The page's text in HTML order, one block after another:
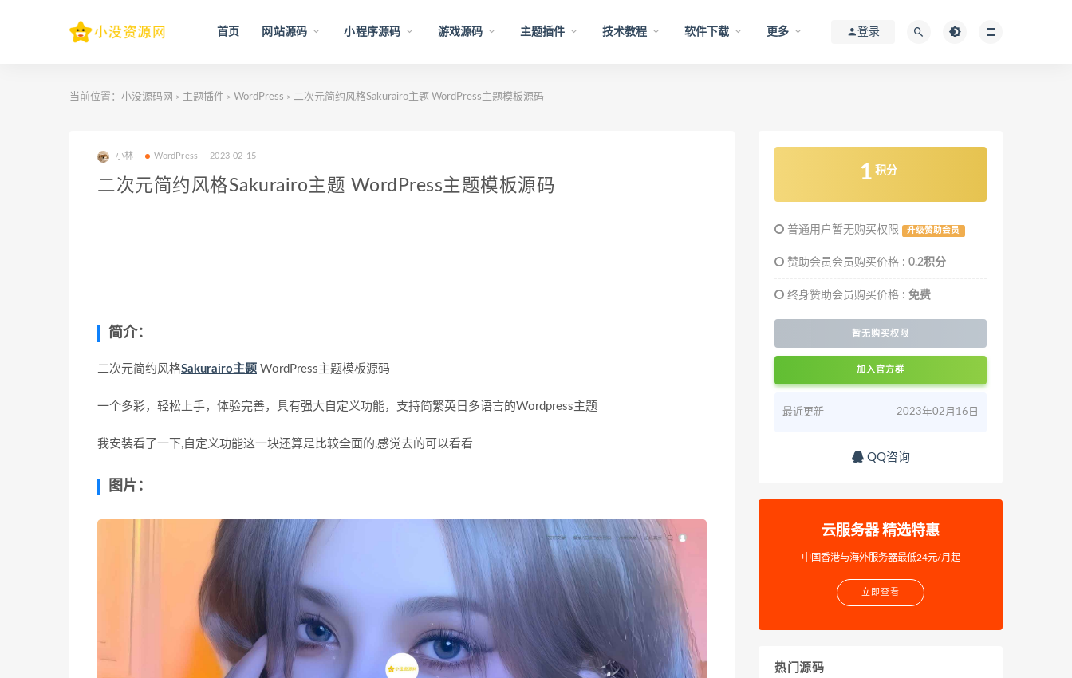
首页 网站源码 小程序源码 游戏源码 主题插件 技术教程 软件下载 更多 登录
当前位置： 小没源码网 > 主题插件 > WordPress > 二次元简约风格Sakurairo主题 WordPress主题模板源码
小林 WordPress 2023-02-15
二次元简约风格Sakurairo主题 WordPress主题模板源码
简介：
二次元简约风格Sakurairo主题 WordPress主题模板源码
一个多彩，轻松上手，体验完善，具有强大自定义功能，支持简繁英日多语言的Wordpress主题
我安装看了一下,自定义功能这一块还算是比较全面的,感觉去的可以看看
图片：
1 积分
普通用户暂无购买权限 升级赞助会员
赞助会员会员购买价格 : 0.2积分
终身赞助会员购买价格 : 免费
暂无购买权限
加入官方群
最近更新 2023年02月16日
QQ咨询
云服务器 精选特惠
中国香港与海外服务器最低24元/月起
立即查看
热门源码